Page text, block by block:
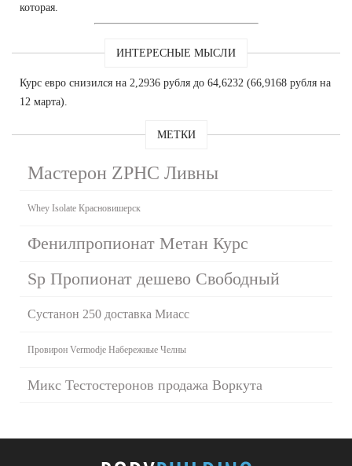
которая.
ИНТЕРЕСНЫЕ МЫСЛИ
Курс евро снизился на 2,2936 рубля до 64,6232 (66,9168 рубля на
12 марта).
МЕТКИ
Мастерон ZPHC Ливны
Whey Isolate Красновишерск
Фенилпропионат Метан Курс
Sp Пропионат дешево Свободный
Сустанон 250 доставка Миасс
Провирон Vermodje Набережные Челны
Микс Тестостеронов продажа Воркута